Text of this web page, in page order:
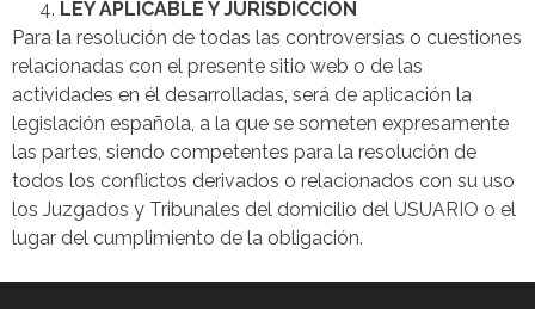
LEY APLICABLE Y JURISDICCIÓN
Para la resolución de todas las controversias o cuestiones
relacionadas con el presente sitio web o de las
actividades en él desarrolladas, será de aplicación la
legislación española, a la que se someten expresamente
las partes, siendo competentes para la resolución de
todos los conflictos derivados o relacionados con su uso
los Juzgados y Tribunales del domicilio del USUARIO o el
lugar del cumplimiento de la obligación.